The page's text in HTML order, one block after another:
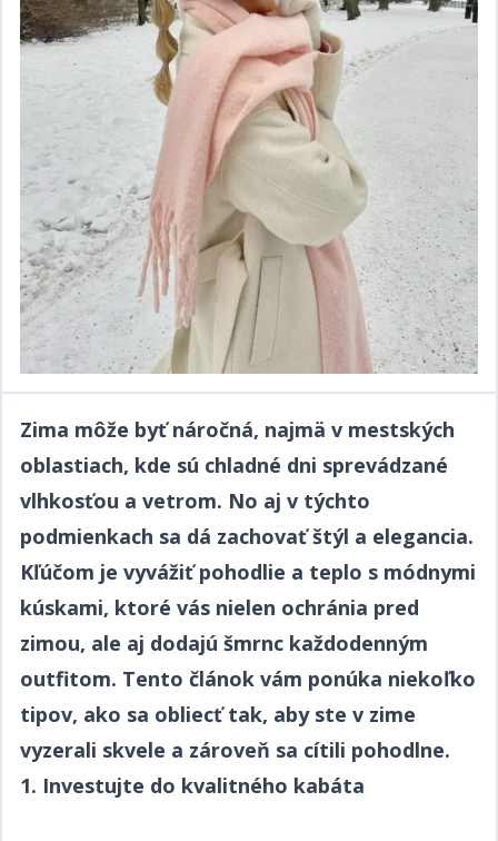
Zima môže byť náročná, najmä v mestských
oblastiach, kde sú chladné dni sprevádzané
vlhkosťou a vetrom. No aj v týchto
podmienkach sa dá zachovať štýl a elegancia.
Kľúčom je vyvážiť pohodlie a teplo s módnymi
kúskami, ktoré vás nielen ochránia pred
zimou, ale aj dodajú šmrnc každodenným
outfitom. Tento článok vám ponúka niekoľko
tipov, ako sa obliecť tak, aby ste v zime
vyzerali skvele a zároveň sa cítili pohodlne.​​​​‌ ‍ ​‍​‍‌‍ ‌ ​‍‌‍‍‌‌‍‌ ‌‍‍‌‌‍ ‍​‍​‍​ ‍‍​‍​‍‌ ​ ‌‍​‌‌‍ ‍‌‍‍‌‌ ‌​‌ ‍‌​‍ ‍‌‍‍‌‌‍ ​‍​‍​‍ ​​‍​‍‌‍‍​‌ ​‍‌‍‌‌‌‍‌‍​‍​‍​ ‍‍​‍​‍‌‍‍​‌ ‌​‌ ‌​‌ ​​​ ‍‍​‍ ​‍ ‌‍ ​‌‍ ‌‍​ ‌‍​‌‌‍ ​‌‍‍​‌‍ ‌ ​ ‌ ‌​​ ‍‍​ ​ ​ ​​​ ​​​ ​​​‍ ‌ ​ ‌ ‌​‌ ‌‌‌‍‌​‌‍‍‌‌‍ ​‍ ‌‍‍‌‌‍ ‍‌ ‌​‌‍‌‌‌‍ ‍‌ ‌​​‍ ‌‍‌‌‌‍‌​‌‍‍‌‌ ‌​​‍ ‌‍ ‌‌‍ ‌‍‌​‌‍‌‌​ ‌‌ ​​‌ ​‍‌‍‌‌‌ ​ ‌‍‌‌‌‍ ‍‌ ‌​‌‍​‌‌ ‌​‌‍‍‌‌‍ ‌‍ ‍​ ‍ ‌‍‍‌‌‍‌​​ ‌‌ ​​‌‍ ‌ ​ ‌ ‌​​‍ ‌​ ​‍​ ​‌​ ‍​​ ​‍​ ‌ ​ ‍​​ ‍​​ ‍ ‌ ‌​‌ ‍‌‌ ​​‌‍‌‌​ ‌‌ ​​‌‍ ‌ ​ ‌ ‌​​ ‍ ‌ ​​‌‍​‌‌ ‌​‌‍‍​​ ‌‌‍​ ‌‍ ‌‍ ‍‌ ‌​‌‍‌‌‌‍ ‍‌ ‌​​‍‌‌​ ‌‌‌​​‍‌‌ ‌‍‍ ‌‍‌‌‌ ‍‌​‍‌‌​ ​ ‌​‌​​‍‌‌​ ​ ‌​‌​​‍‌‌​ ​‍​ ​‍‌‍​‍‌‍​‍​ ​‌​ ​ ‌‍‌‌​ ‌‌​ ​‍​ ‌‍​ ‌‍​ ​‌‌‍​‌‌‍​‌​‍‌‌​ ​‍​ ​‍​‍‌‌​ ‌‌‌​‌​​‍ ‍‌‍​ ‌‍‍​‌‍‍‌‌‍ ​‌‍‌​‌ ​‍‌‍‌‌‌‍ ‍​‍‌‌​ ‌‌‌​​‍‌‌ ‌‍‍ ‌‍‌‌‌ ‍‌​‍‌‌​ ​ ‌​‌​​‍‌‌​ ​ ‌​‌​​‍‌‌​ ​‍​ ​‍‌‍​‍‌‍​‍​ ​‌​ ​ ‌‍‌‌​ ‌‌​ ​‍​ ‌‍​ ‌‍​ ​‌‌‍​‌‌‍​‌​ ​​​‍‌‌​ ​‍​ ​‍​‍‌‌​ ‌‌‌​‌​​‍ ‍‌ ‌​‌‍‌‌‌ ‍​‌ ‌​​ ‌‍​‍‌‍​‌‌ ​ ‌‍‌‌‌‌‌‌‌ ​‍‌‍ ​​ ‌‌‍‍​‌ ‌​‌ ‌​‌ ​​​‍‌‌​ ​ ‌​​‌​‍‌‌​ ​‍‌​‌‍​‍‌‌​ ​‍‌​‌‍‌‍ ​‌‍ ‌‍​ ‌‍​‌‌‍ ​‌‍‍​‌‍ ‌ ​ ‌ ‌​​‍‌‌​ ​ ‌​​‌​ ​ ​ ​​​ ​​​ ​​​‍‌‌​ ​‍‌​‌‍‌ ​ ‌ ‌​‌ ‌‌‌‍‌​‌‍‍‌‌‍ ​‍‌‍‌‍‍‌‌‍‌​​ ‌‌ ​​‌‍ ‌ ​ ‌ ‌​​‍ ‌​ ​‍​ ​‌​ ‍​​ ​‍​ ‌ ​ ‍​​ ‍​​‍‌‍‌ ‌​‌ ‍‌‌ ​​‌‍‌‌​ ‌‌ ​​‌‍ ‌ ​ ‌ ‌​​‍‌‍‌ ​​‌‍​‌‌ ‌​‌‍‍​​ ‌‌‍​ ‌‍ ‌‍ ‍‌ ‌​‌‍‌‌‌‍ ‍‌ ‌​​‍‌‌​ ‌‌‌​​‍‌‌ ‌‍‍ ‌‍‌‌‌ ‍‌​‍‌‌​ ​ ‌​‌​​‍‌‌​ ​ ‌​‌​​‍‌‌​ ​‍​ ​‍‌‍​‍‌‍​‍​ ​‌​ ​ ‌‍‌‌​ ‌‌​ ​‍​ ‌‍​ ‌‍​ ​‌‌‍​‌‌‍​‌​‍‌‌​ ​‍​ ​‍​‍‌‌​ ‌‌‌​‌​​‍ ‍‌‍​ ‌‍‍​‌‍‍‌‌‍ ​‌‍‌​‌ ​‍‌‍‌‌‌‍ ‍​‍‌‌​ ‌‌‌​​‍‌‌ ‌‍‍ ‌‍‌‌‌ ‍‌​‍‌‌​ ​ ‌​‌​​‍‌‌​ ​ ‌​‌​​‍‌‌​ ​‍​ ​‍‌‍​‍‌‍​‍​ ​‌​ ​ ‌‍‌‌​ ‌‌​ ​‍​ ‌‍​ ‌‍​ ​‌‌‍​‌‌‍​‌​ ​​​‍‌‌​ ​‍​ ​‍​‍‌‌​ ‌‌‌​‌​​‍ ‍‌ ‌​‌‍‌‌‌ ‍​‌ ‌​​‍‌‍‌ ​​‌‍‌‌‌ ​‍‌ ​ ‌ ​​‌‍‌‌‌‍​ ‌ ‌​‌‍‍‌‌ ‌‍‌‍‌‌​ ‌‌ ​​‌ ‌‌‌‍​‍‌‍ ​‌‍‍‌‌ ​ ‌‍‍​‌‍‌‌‌‍‌​​‍​‍‌ ‌
1. Investujte do kvalitného kabáta​​​​‌ ‍ ​‍​‍‌‍ ‌ ​‍‌‍‍‌‌‍‌ ‌‍‍‌‌‍ ‍​‍​‍​ ‍‍​‍​‍‌ ​ ‌‍​‌‌‍ ‍‌‍‍‌‌ ‌​‌ ‍‌​‍ ‍‌‍‍‌‌‍ ​‍​‍​‍ ​​‍​‍‌‍‍​‌ ​‍‌‍‌‌‌‍‌‍​‍​‍​ ‍‍​‍​‍‌‍‍​‌ ‌​‌ ‌​‌ ​​​ ‍‍​‍ ​‍ ‌‍ ​‌‍ ‌‍​ ‌‍​‌‌‍ ​‌‍‍​‌‍ ‌ ​ ‌ ‌​​ ‍‍​ ​ ​ ​​​ ​​​ ​​​‍ ‌ ​ ‌ ‌​‌ ‌‌‌‍‌​‌‍‍‌‌‍ ​‍ ‌‍‍‌‌‍ ‍‌ ‌​‌‍‌‌‌‍ ‍‌ ‌​​‍ ‌‍‌‌‌‍‌​‌‍‍‌‌ ‌​​‍ ‌‍ ‌‌‍ ‌‍‌​‌‍‌‌​ ‌‌ ​​‌ ​‍‌‍‌‌‌ ​ ‌‍‌‌‌‍ ‍‌ ‌​‌‍​‌‌ ‌​‌‍‍‌‌‍ ‌‍ ‍​ ‍ ‌‍‍‌‌‍‌​​ ‌‌ ​​‌‍ ‌ ​ ‌ ‌​​‍ ‌​ ​‍​ ​‌​ ‍​​ ​‍​ ‌ ​ ‍​​ ‍​​ ‍ ‌ ‌​‌ ‍‌‌ ​​‌‍‌‌​ ‌‌ ​​‌‍ ‌ ​ ‌ ‌​​ ‍ ‌ ​​‌‍​‌‌ ‌​‌‍‍​​ ‌‌‍​ ‌‍ ‌‍ ‍‌ ‌​‌‍‌‌‌‍ ‍‌ ‌​​‍‌‌​ ‌‌‌​​‍‌‌ ‌‍‍ ‌‍‌‌‌ ‍‌​‍‌‌​ ​ ‌​‌​​‍‌‌​ ​ ‌​‌​​‍‌‌​ ​‍​ ​‍​ ​ ‌‍​‍​ ​‌​ ‌‍​ ​‍​ ‌ ‌‍​ ‌‍‌​​ ​‍​ ‍​​ ‍​​ ‍​​‍‌‌​ ​‍​ ​‍​‍‌‌​ ‌‌‌​‌​​‍ ‍‌‍​ ‌‍‍​‌‍‍‌‌‍ ​‌‍‌​‌ ​‍‌‍‌‌‌‍ ‍​‍‌‌​ ‌‌‌​​‍‌‌ ‌‍‍ ‌‍‌‌‌ ‍‌​‍‌‌​ ​ ‌​‌​​‍‌‌​ ​ ‌​‌​​‍‌‌​ ​‍​ ​‍​ ​ ‌‍​‍​ ​‌​ ‌‍​ ​‍​ ‌ ‌‍​ ‌‍‌​​ ​‍​ ‍​​ ‍​​ ‍​​ ​​​‍‌‌​ ​‍​ ​‍​‍‌‌​ ‌‌‌​‌​​‍ ‍‌ ‌​‌‍‌‌‌ ‍​‌ ‌​​ ‌‍​‍‌‍​‌‌ ​ ‌‍‌‌‌‌‌‌‌ ​‍‌‍ ​​ ‌‌‍‍​‌ ‌​‌ ‌​‌ ​​​‍‌‌​ ​ ‌​​‌​‍‌‌​ ​‍‌​‌‍​‍‌‌​ ​‍‌​‌‍‌‍ ​‌‍ ‌‍​ ‌‍​‌‌‍ ​‌‍‍​‌‍ ‌ ​ ‌ ‌​​‍‌‌​ ​ ‌​​‌​ ​ ​ ​​​ ​​​ ​​​‍‌‌​ ​‍‌​‌‍‌ ​ ‌ ‌​‌ ‌‌‌‍‌​‌‍‍‌‌‍ ​‍‌‍‌‍‍‌‌‍‌​​ ‌‌ ​​‌‍ ‌ ​ ‌ ‌​​‍ ‌​ ​‍​ ​‌​ ‍​​ ​‍​ ‌ ​ ‍​​ ‍​​‍‌‍‌ ‌​‌ ‍‌‌ ​​‌‍‌‌​ ‌‌ ​​‌‍ ‌ ​ ‌ ‌​​‍‌‍‌ ​​‌‍​‌‌ ‌​‌‍‍​​ ‌‌‍​ ‌‍ ‌‍ ‍‌ ‌​‌‍‌‌‌‍ ‍‌ ‌​​‍‌‌​ ‌‌‌​​‍‌‌ ‌‍‍ ‌‍‌‌‌ ‍‌​‍‌‌​ ​ ‌​‌​​‍‌‌​ ​ ‌​‌​​‍‌‌​ ​‍​ ​‍​ ​ ‌‍​‍​ ​‌​ ‌‍​ ​‍​ ‌ ‌‍​ ‌‍‌​​ ​‍​ ‍​​ ‍​​ ‍​​‍‌‌​ ​‍​ ​‍​‍‌‌​ ‌‌‌​‌​​‍ ‍‌‍​ ‌‍‍​‌‍‍‌‌‍ ​‌‍‌​‌ ​‍‌‍‌‌‌‍ ‍​‍‌‌​ ‌‌‌​​‍‌‌ ‌‍‍ ‌‍‌‌‌ ‍‌​‍‌‌​ ​ ‌​‌​​‍‌‌​ ​ ‌​‌​​‍‌‌​ ​‍​ ​‍​ ​ ‌‍​‍​ ​‌​ ‌‍​ ​‍​ ‌ ‌‍​ ‌‍‌​​ ​‍​ ‍​​ ‍​​ ‍​​ ​​​‍‌‌​ ​‍​ ​‍​‍‌‌​ ‌‌‌​‌​​‍ ‍‌ ‌​‌‍‌‌‌ ‍​‌ ‌​​‍‌‍‌ ​​‌‍‌‌‌ ​‍‌ ​ ‌ ​​‌‍‌‌‌‍​ ‌ ‌​‌‍‍‌‌ ‌‍‌‍‌‌​ ‌‌ ​​‌ ‌‌‌‍​‍‌‍ ​‌‍‍‌‌ ​ ‌‍‍​‌‍‌‌‌‍‌​​‍​‍‌ ‌